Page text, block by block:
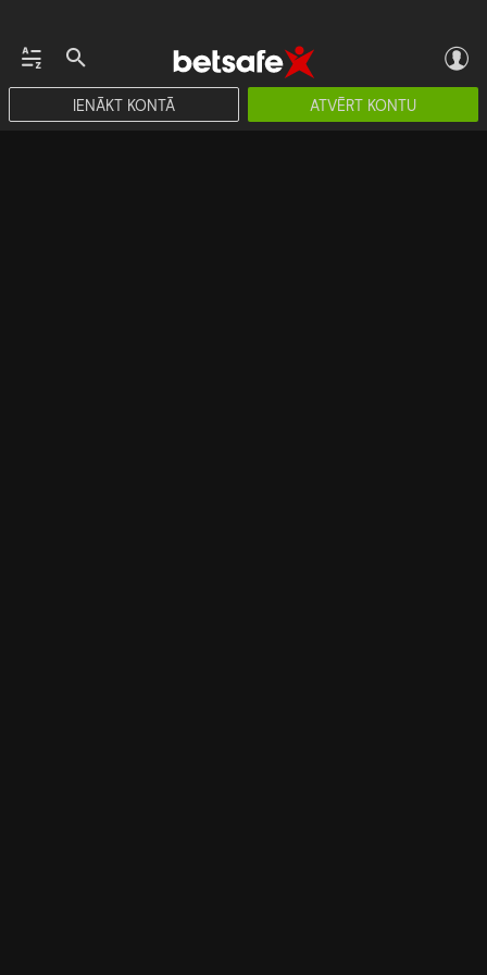
IENĀKT KONTĀ ATVĒRT KONTU